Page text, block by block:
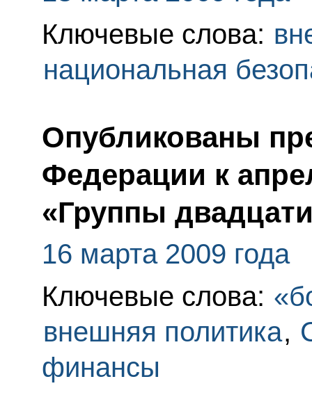
Ключевые слова:
национальная
Опубликованы
Федерации к
«Группы
16 марта 2009 года
Ключевые слова:
внешняя политика,
финансы